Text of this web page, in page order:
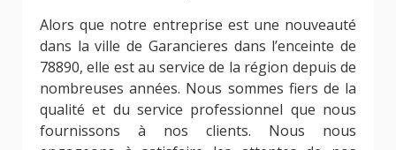
Alors que notre entreprise est une nouveauté
dans la ville de Garancieres dans l’enceinte de
78890, elle est au service de la région depuis de
nombreuses années. Nous sommes fiers de la
qualité et du service professionnel que nous
fournissons à nos clients. Nous nous